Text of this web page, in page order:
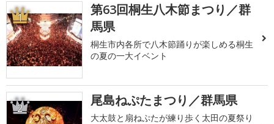
1
第63回桐生八木節まつり／群
馬県
桐生市内各所で八木節踊りが楽しめる桐生
の夏の一大イベント
2 尾島ねぷたまつり／群馬県
大太鼓と扇ねぷたが練り歩く太田の夏祭り